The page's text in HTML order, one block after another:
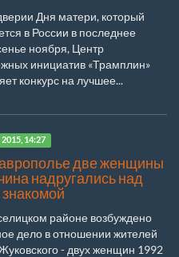
Дня матери, который
в России в последнее
ноября, Центр
инициатив «Трамплин»
конкурс на лучшее...
14:27
две женщины
надругались над
районе возбуждено
дело в отношении жителей
- двух женщин 1992